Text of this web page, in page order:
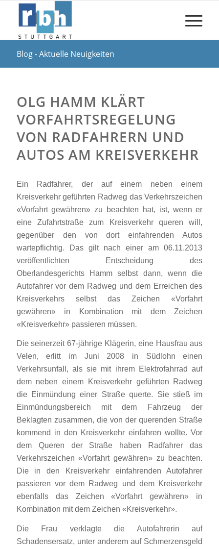
Blog - Aktuelle Neuigkeiten
OLG HAMM KLÄRT
VORFAHRTSREGELUNG
VON RADFAHRERN UND
AUTOS AM KREISVERKEHR
Ein Radfahrer, der auf einem neben einem
Kreisverkehr geführten Radweg das Verkehrszeichen
«Vorfahrt gewähren» zu beachten hat, ist, wenn er
eine Zufahrtstraße zum Kreisverkehr queren will,
gegenüber den von dort einfahrenden Autos
wartepflichtig. Das gilt nach einer am 06.11.2013
veröffentlichten Entscheidung des
Oberlandesgerichts Hamm selbst dann, wenn die
Autofahrer vor dem Radweg und dem Erreichen des
Kreisverkehrs selbst das Zeichen «Vorfahrt
gewähren» in Kombination mit dem Zeichen
«Kreisverkehr» passieren müssen.
Die seinerzeit 67-jährige Klägerin, eine Hausfrau aus
Velen, erlitt im Juni 2008 in Südlohn einen
Verkehrsunfall, als sie mit ihrem Elektrofahrrad auf
dem neben einem Kreisverkehr geführten Radweg
die Einmündung einer Straße querte. Sie stieß im
Einmündungsbereich mit dem Fahrzeug der
Beklagten zusammen, die von der querenden Straße
kommend in den Kreisverkehr einfahren wollte. Vor
dem Queren der Straße haben Radfahrer das
Verkehrszeichen «Vorfahrt gewähren» zu beachten.
Die in den Kreisverkehr einfahrenden Autofahrer
passieren vor dem Radweg und dem Kreisverkehr
ebenfalls das Zeichen «Vorfahrt gewähren» in
Kombination mit dem Zeichen «Kreisverkehr».
Die Frau verklagte die Autofahrerin auf
Schadensersatz, unter anderem auf Schmerzensgeld